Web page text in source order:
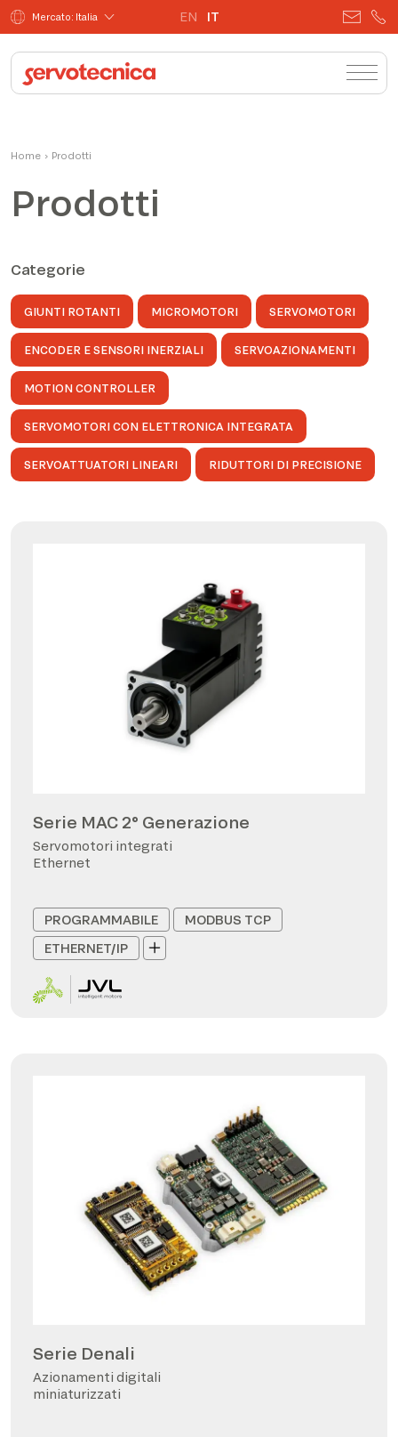
Mercato: Italia EN IT
Home › Prodotti
Prodotti
Categorie
GIUNTI ROTANTI MICROMOTORI SERVOMOTORI
ENCODER E SENSORI INERZIALI SERVOAZIONAMENTI
MOTION CONTROLLER
SERVOMOTORI CON ELETTRONICA INTEGRATA
SERVOATTUATORI LINEARI RIDUTTORI DI PRECISIONE
Serie MAC 2° Generazione
Servomotori integrati
Ethernet
PROGRAMMABILE
MODBUS TCP
ETHERNET/IP
Serie Denali
Azionamenti digitali
miniaturizzati